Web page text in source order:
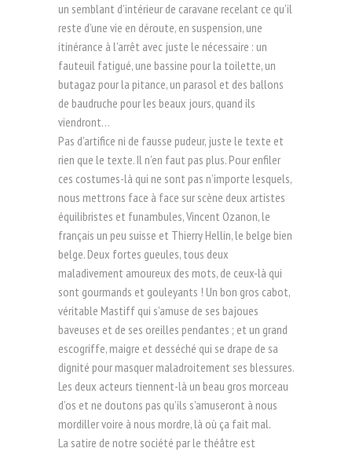
un semblant d’intérieur de caravane recelant ce qu’il
reste d’une vie en déroute, en suspension, une
itinérance à l’arrêt avec juste le nécessaire : un
fauteuil fatigué, une bassine pour la toilette, un
butagaz pour la pitance, un parasol et des ballons
de baudruche pour les beaux jours, quand ils
viendront…
Pas d’artifice ni de fausse pudeur, juste le texte et
rien que le texte. Il n’en faut pas plus. Pour enfiler
ces costumes-là qui ne sont pas n’importe lesquels,
nous mettrons face à face sur scène deux artistes
équilibristes et funambules, Vincent Ozanon, le
français un peu suisse et Thierry Hellin, le belge bien
belge. Deux fortes gueules, tous deux
maladivement amoureux des mots, de ceux-là qui
sont gourmands et gouleyants ! Un bon gros cabot,
véritable Mastiff qui s’amuse de ses bajoues
baveuses et de ses oreilles pendantes ; et un grand
escogriffe, maigre et desséché qui se drape de sa
dignité pour masquer maladroitement ses blessures.
Les deux acteurs tiennent-là un beau gros morceau
d’os et ne doutons pas qu’ils s’amuseront à nous
mordiller voire à nous mordre, là où ça fait mal.
La satire de notre société par le théâtre est